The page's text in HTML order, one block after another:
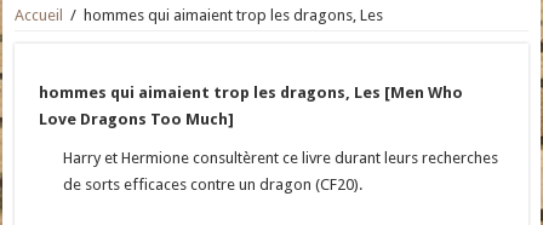
Accueil / hommes qui aimaient trop les dragons, Les
hommes qui aimaient trop les dragons, Les [Men Who
Love Dragons Too Much]
Harry et Hermione consultèrent ce livre durant leurs recherches
de sorts efficaces contre un dragon (CF20).